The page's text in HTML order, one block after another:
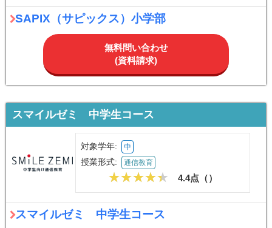
SAPIX（サピックス）小学部
無料問い合わせ
(資料請求)
スマイルゼミ 中学生コース
対象学年: 中
授業形式: 通信教育
4.4点（）
スマイルゼミ 中学生コース